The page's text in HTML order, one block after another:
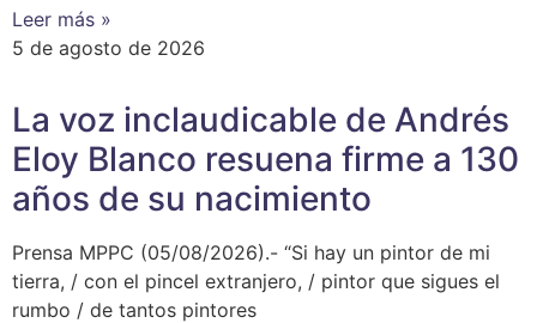
Leer más »
5 de agosto de 2026
La voz inclaudicable de Andrés
Eloy Blanco resuena firme a 130
años de su nacimiento
Prensa MPPC (05/08/2026).- “Si hay un pintor de mi
tierra, / con el pincel extranjero, / pintor que sigues el
rumbo / de tantos pintores